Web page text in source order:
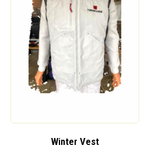
Winter Vest